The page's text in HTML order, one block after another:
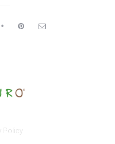
Policy